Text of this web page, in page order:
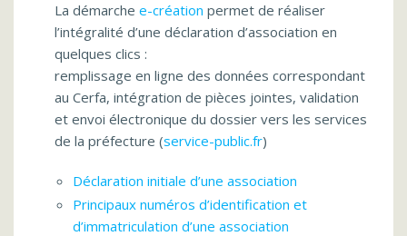
La démarche e-création permet de réaliser
l’intégralité d’une déclaration d’association en
quelques clics :
remplissage en ligne des données correspondant
au Cerfa, intégration de pièces jointes, validation
et envoi électronique du dossier vers les services
de la préfecture (service-public.fr)
Déclaration initiale d’une association
Principaux numéros d’identification et
d’immatriculation d’une association